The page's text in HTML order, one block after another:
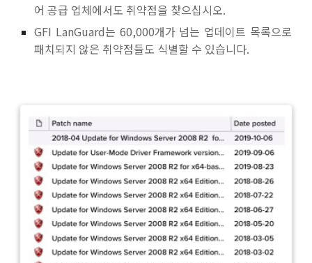
어 공급 업체에서도 취약점을 찾으십시오.
GFI LanGuard는 60,000개가 넘는 업데이트 목록으로
패치되지 않은 취약점들도 식별할 수 있습니다.